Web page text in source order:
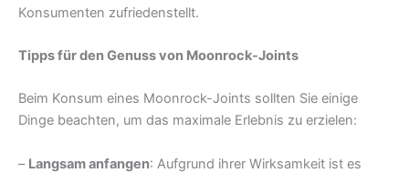
Konsumenten zufriedenstellt.
Tipps für den Genuss von Moonrock-Joints
Beim Konsum eines Moonrock-Joints sollten Sie einige
Dinge beachten, um das maximale Erlebnis zu erzielen:
– Langsam anfangen: Aufgrund ihrer Wirksamkeit ist es